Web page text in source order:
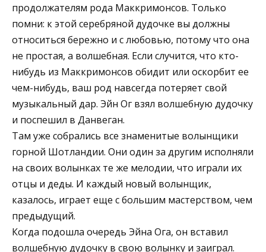
продолжателям рода Маккримонсов. Только
помни: к этой серебряной дудочке вы должны
относиться бережно и с любовью, потому что она
не простая, а волшебная. Если случится, что кто-
нибудь из Маккримонсов обидит или оскорбит ее
чем-нибудь, ваш род навсегда потеряет свой
музыкальный дар. Эйн Ог взял волшебную дудочку
и поспешил в Данвеган.
Там уже собрались все знаменитые волынщики
горной Шотландии. Они один за другим исполняли
на своих волынках те же мелодии, что играли их
отцы и деды. И каждый новый волынщик,
казалось, играет еще с большим мастерством, чем
предыдущий.
Когда подошла очередь Эйна Ога, он вставил
волшебную дудочку в свою волынку и заиграл.